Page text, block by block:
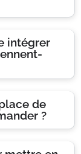
intégrer
de
?